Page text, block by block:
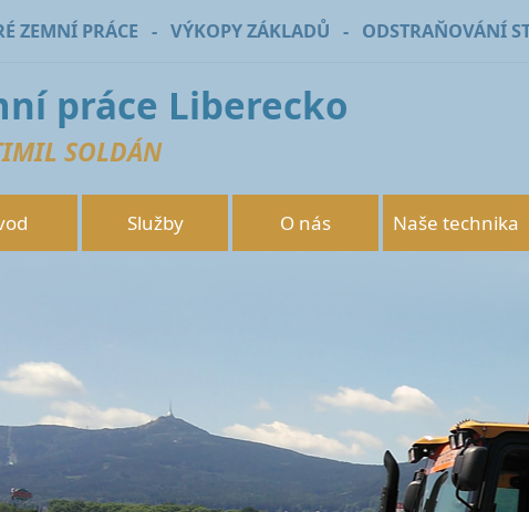
ZEMNÍ PRÁCE - VÝKOPY ZÁKLADŮ - ODSTRAŇOVÁNÍ
práce Liberecko
SOLDÁN
Služby O nás Naše technika